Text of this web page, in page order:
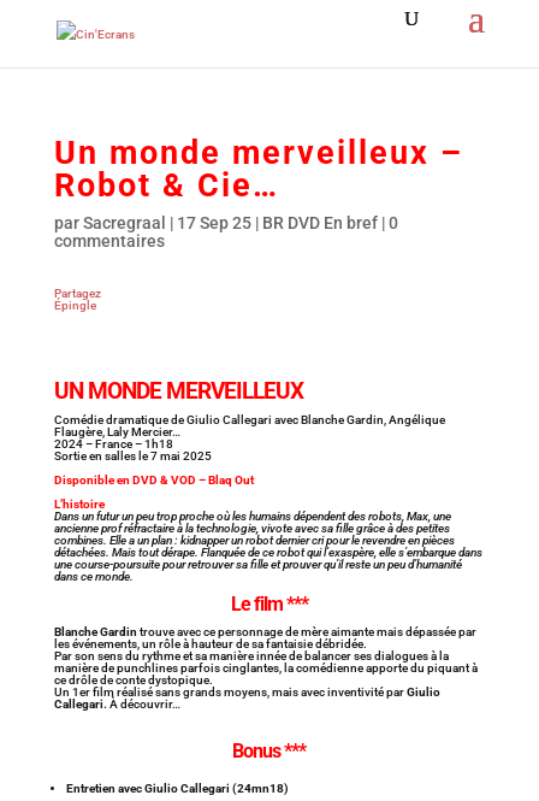
Un monde merveilleux –
Robot & Cie…
parSacregraal | 17 Sep 25| BR DVD En bref|0
commentaires
Partagez
Épingle
UN MONDE MERVEILLEUX
Comédie dramatique de Giulio Callegari avec Blanche Gardin, Angélique
Flaugère, Laly Mercier…
2024 – France – 1h18
Sortie en salles le 7 mai 2025
Disponible en DVD & VOD – Blaq Out
L’histoire
Dans un futur un peu trop proche où les humains dépendent des robots, Max, une
ancienne prof réfractaire à la technologie, vivote avec sa fille grâce à des petites
combines. Elle a un plan : kidnapper un robot dernier cri pour le revendre en pièces
détachées. Mais tout dérape. Flanquée de ce robot qui l’exaspère, elle s’embarque dans
une course-poursuite pour retrouver sa fille et prouver qu’il reste un peu d’humanité
dans ce monde.
Le film ***
Blanche Gardin trouve avec ce personnage de mère aimante mais dépassée par
les événements, un rôle à hauteur de sa fantaisie débridée.
Par son sens du rythme et sa manière innée de balancer ses dialogues à la
manière de punchlines parfois cinglantes, la comédienne apporte du piquant à
ce drôle de conte dystopique.
Un 1er film réalisé sans grands moyens, mais avec inventivité parGiulio
Callegari. À découvrir…
Bonus ***
Entretien avec Giulio Callegari (24mn18)